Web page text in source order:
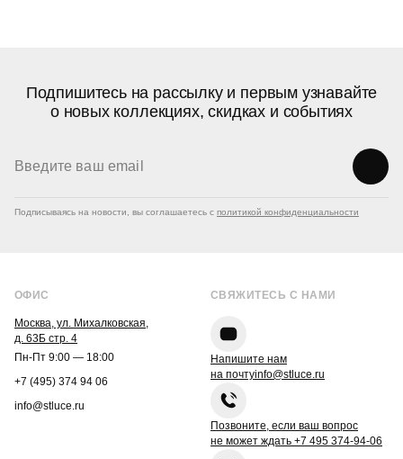
Подпишитесь на рассылку и первым узнавайте
о новых коллекциях, скидках и событиях
Подписываясь на новости, вы соглашаетесь с политикой конфиденциальности
ОФИС
Москва, ул. Михалковская,
д. 63Б стр. 4
Пн-Пт 9:00 — 18:00
+7 (495) 374 94 06
info@stluce.ru
СВЯЖИТЕСЬ С НАМИ
Напишите нам
на почтуinfo@stluce.ru
Позвоните, если ваш вопрос
не может ждать +7 495 374-94-06